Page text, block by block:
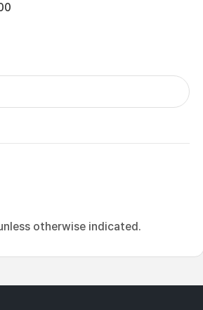
otherwise indicated.